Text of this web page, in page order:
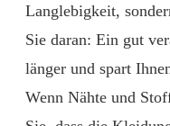
Langlebigkeit,
Sie daran: Ein gut
länger und spart
Wenn Nähte und